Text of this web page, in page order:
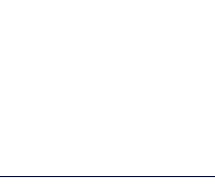
泉郷（十和田湖畔温泉）／36票